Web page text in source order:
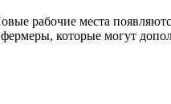
рабочие места
которые могут